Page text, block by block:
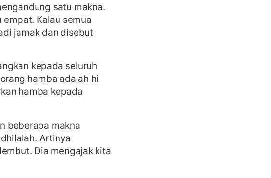
satu makna.
Kalau semua
jamak dan disebut
kepada seluruh
hamba adalah hi
hamba kepada
beberapa makna
Artinya
Dia mengajak kita